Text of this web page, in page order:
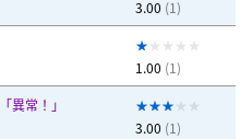
3.00 (1)
1.00 (1)
異常！」
3.00 (1)